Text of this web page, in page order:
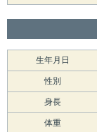
生年月日
性別
身長
体重